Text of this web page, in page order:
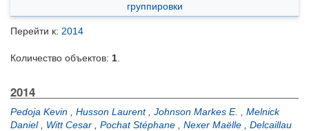
группировки
Перейти к: 2014
Количество объектов: 1
2014
Pedoja Kevin Husson Laurent Johnson Markes E.
Melnick
Daniel
Witt Cesar Pochat Stéphane Nexer Maëlle
Delcaillau